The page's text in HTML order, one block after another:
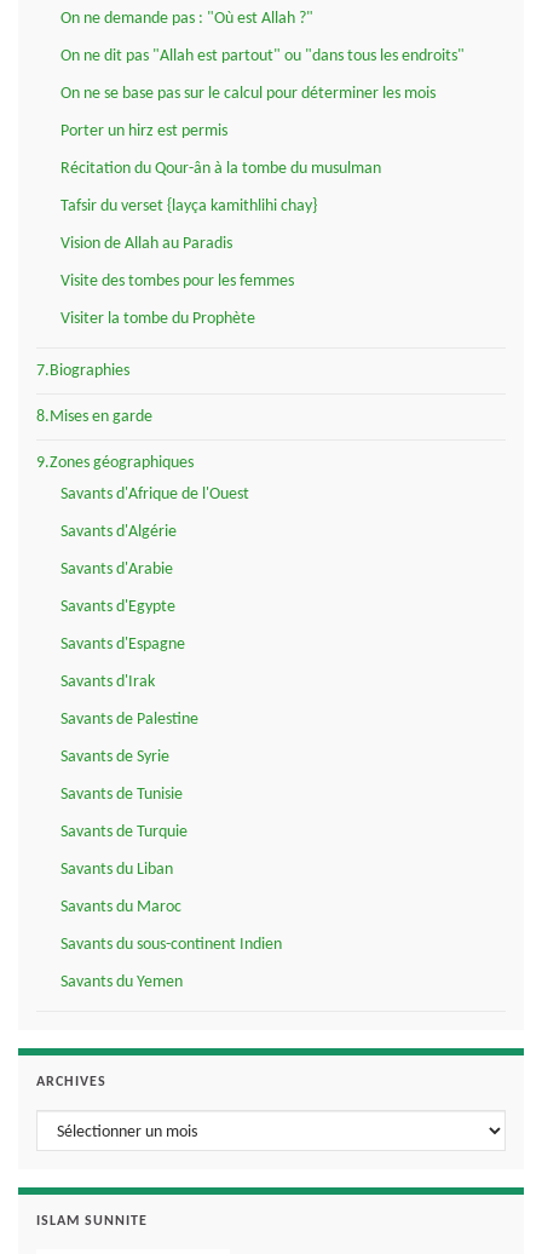
On ne demande pas : "Où est Allah ?"
On ne dit pas "Allah est partout" ou "dans tous les endroits"
On ne se base pas sur le calcul pour déterminer les mois
Porter un hirz est permis
Récitation du Qour-ân à la tombe du musulman
Tafsir du verset {layça kamithlihi chay}
Vision de Allah au Paradis
Visite des tombes pour les femmes
Visiter la tombe du Prophète
7.Biographies
8.Mises en garde
9.Zones géographiques
Savants d'Afrique de l'Ouest
Savants d'Algérie
Savants d'Arabie
Savants d'Egypte
Savants d'Espagne
Savants d'Irak
Savants de Palestine
Savants de Syrie
Savants de Tunisie
Savants de Turquie
Savants du Liban
Savants du Maroc
Savants du sous-continent Indien
Savants du Yemen
ARCHIVES
Archives
ISLAM SUNNITE